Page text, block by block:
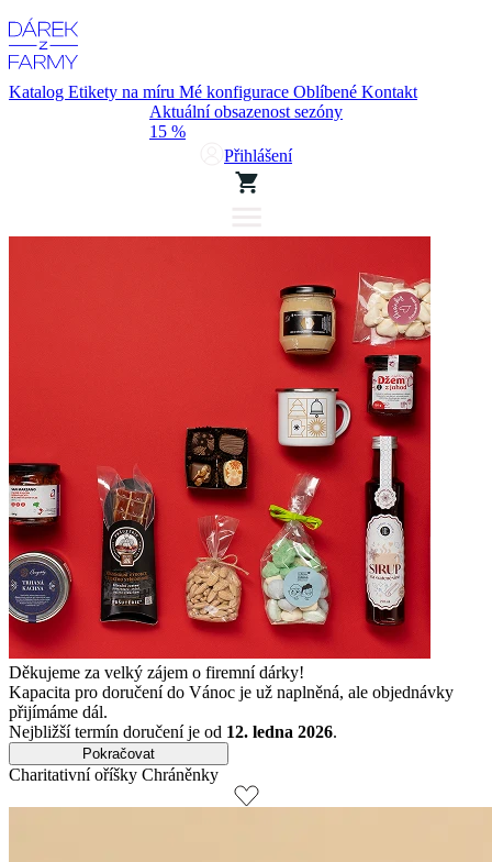
Katalog Etikety na míru Mé konfigurace Oblíbené Kontakt
Aktuální obsazenost sezóny
15 %
Přihlášení
Děkujeme za velký zájem o firemní dárky!
Kapacita pro doručení do Vánoc je už naplněná, ale objednávky
přijímáme dál.
Nejbližší termín doručení je od 12. ledna 2026.
Pokračovat
Charitativní oříšky Chráněnky